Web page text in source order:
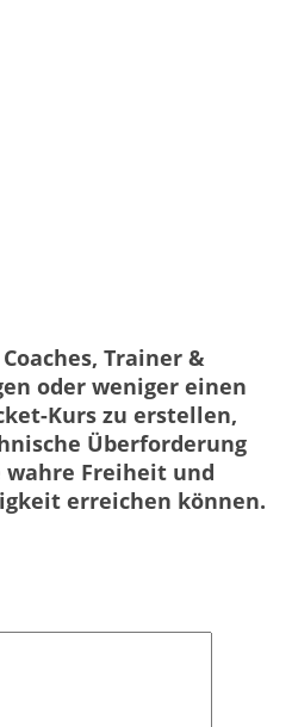
Trainer &
oder weniger einen
Kurs zu erstellen,
Überforderung
wahre Freiheit und
erreichen können.